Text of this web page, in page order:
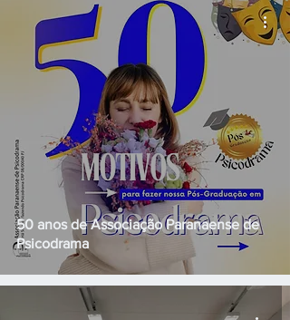
50 anos de Associação Paranaense de
Psicodrama